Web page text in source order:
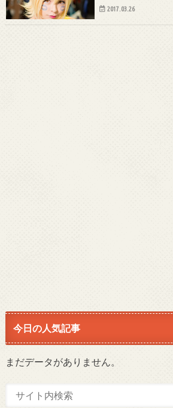
2017.03.26
今日の人気記事
まだデータがありません。